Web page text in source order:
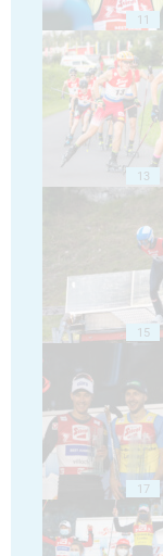
11
13
15
17